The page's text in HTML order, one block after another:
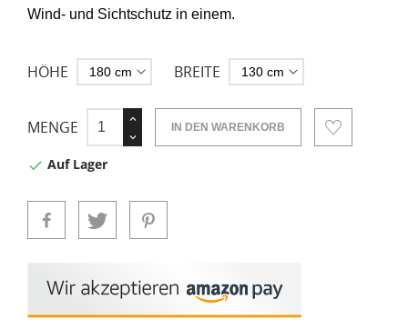
Wind- und Sichtschutz in einem.
HÖHE BREITE
MENGE IN DEN WARENKORB
 Auf Lager